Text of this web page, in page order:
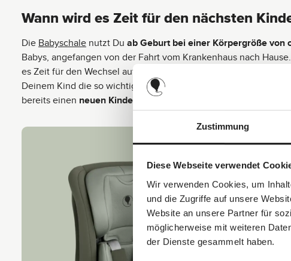
Zustimmung
Diese Webseite verwendet
Wir verwenden Cookies, um
und die Zugriffe auf unsere
Website an unsere Partner für
möglicherweise mit weiteren
der Dienste gesammelt haben.
Wann wird es Zeit für den nächsten
Die Babyschale nutzt Du ab Geburt bei einer Körpergröße von
Babys, angefangen von der Fahrt vom Krankenhaus nach
es Zeit für den Wechsel auf den nächsten Kindersitz ist, gilt
Deinem Kind die so wichtige Sicherheit, ausreichend Komfort
bereits einen neuen Kindersitz ab 1 Jahr